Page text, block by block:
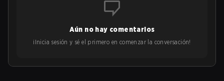
Aún no hay comentarios
¡Inicia sesión y sé el primero en comenzar la conversación!